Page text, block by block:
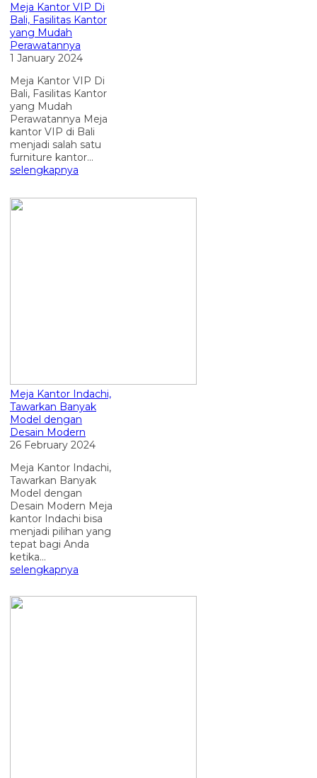
Meja Kantor VIP Di
Bali, Fasilitas Kantor
yang Mudah
Perawatannya
1 January 2024
Meja Kantor VIP Di
Bali, Fasilitas Kantor
yang Mudah
Perawatannya Meja
kantor VIP di Bali
menjadi salah satu
furniture kantor...
selengkapnya
Meja Kantor Indachi,
Tawarkan Banyak
Model dengan
Desain Modern
26 February 2024
Meja Kantor Indachi,
Tawarkan Banyak
Model dengan
Desain Modern Meja
kantor Indachi bisa
menjadi pilihan yang
tepat bagi Anda
ketika...
selengkapnya